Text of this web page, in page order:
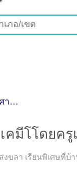
)
มีโโดยครูเ
ขลา เรียนพิเศษที่บ้